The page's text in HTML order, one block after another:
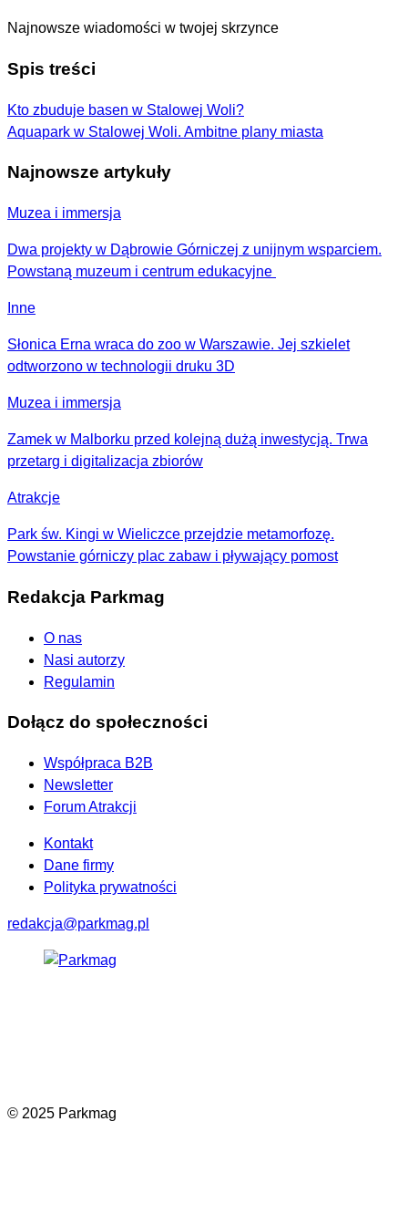
Najnowsze wiadomości w twojej skrzynce
Spis treści
Kto zbuduje basen w Stalowej Woli?
Aquapark w Stalowej Woli. Ambitne plany miasta
Najnowsze artykuły
Muzea i immersja
Dwa projekty w Dąbrowie Górniczej z unijnym wsparciem.
Powstaną muzeum i centrum edukacyjne
Inne
Słonica Erna wraca do zoo w Warszawie. Jej szkielet
odtworzono w technologii druku 3D
Muzea i immersja
Zamek w Malborku przed kolejną dużą inwestycją. Trwa
przetarg i digitalizacja zbiorów
Atrakcje
Park św. Kingi w Wieliczce przejdzie metamorfozę.
Powstanie górniczy plac zabaw i pływający pomost
Redakcja Parkmag
O nas
Nasi autorzy
Regulamin
Dołącz do społeczności
Współpraca B2B
Newsletter
Forum Atrakcji
Kontakt
Dane firmy
Polityka prywatności
redakcja@parkmag.pl
© 2025 Parkmag